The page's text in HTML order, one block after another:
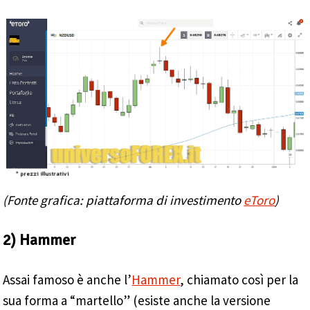
(Fonte grafica: piattaforma di investimentoeToro)
2) Hammer
Assai famoso è anche l’Hammer, chiamato così per la
sua forma a “martello” (esiste anche la versione